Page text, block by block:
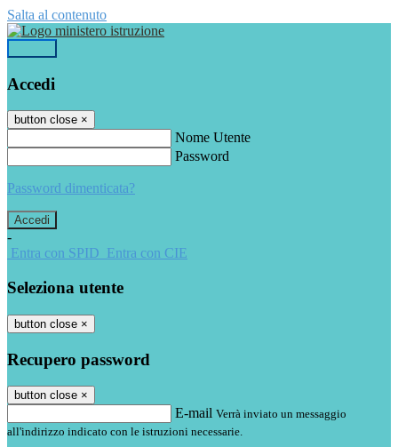
Salta al contenuto
Accedi
button close ×
Nome Utente
Password
Password dimenticata?
-
Entra con SPID Entra con CIE
Seleziona utente
button close ×
Recupero password
button close ×
E-mail Verrà inviato un messaggio
all'indirizzo indicato con le istruzioni necessarie.